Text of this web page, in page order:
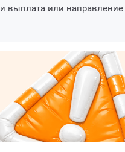
и выплата или